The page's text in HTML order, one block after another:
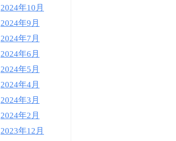
2024年10月
2024年9月
2024年7月
2024年6月
2024年5月
2024年4月
2024年3月
2024年2月
2023年12月